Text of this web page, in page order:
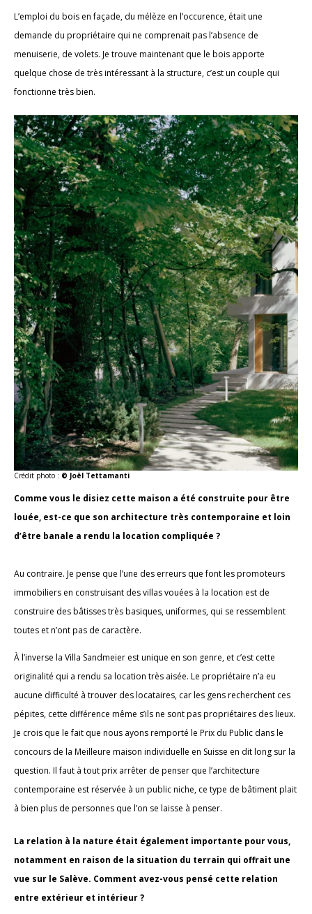
L’emploi du bois en façade, du mélèze en l’occurence, était une
demande du propriétaire qui ne comprenait pas l’absence de
menuiserie, de volets. Je trouve maintenant que le bois apporte
quelque chose de très intéressant à la structure, c’est un couple qui
fonctionne très bien.
Crédit photo : © Joël Tettamanti
Comme vous le disiez cette maison a été construite pour être
louée, est-ce que son architecture très contemporaine et loin
d’être banale a rendu la location compliquée ?
Au contraire. Je pense que l’une des erreurs que font les promoteurs
immobiliers en construisant des villas vouées à la location est de
construire des bâtisses très basiques, uniformes, qui se ressemblent
toutes et n’ont pas de caractère.
À l’inverse la Villa Sandmeier est unique en son genre, et c’est cette
originalité qui a rendu sa location très aisée. Le propriétaire n’a eu
aucune difficulté à trouver des locataires, car les gens recherchent ces
pépites, cette différence même s’ils ne sont pas propriétaires des lieux.
Je crois que le fait que nous ayons remporté le Prix du Public dans le
concours de la Meilleure maison individuelle en Suisse en dit long sur la
question. Il faut à tout prix arrêter de penser que l’architecture
contemporaine est réservée à un public niche, ce type de bâtiment plait
à bien plus de personnes que l’on se laisse à penser.
La relation à la nature était également importante pour vous,
notamment en raison de la situation du terrain qui offrait une
vue sur le Salève. Comment avez-vous pensé cette relation
entre extérieur et intérieur ?